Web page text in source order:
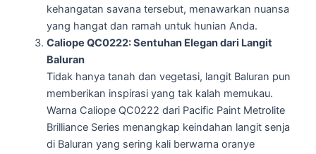
kehangatan savana tersebut, menawarkan nuansa
yang hangat dan ramah untuk hunian Anda.
Caliope QC0222: Sentuhan Elegan dari Langit
Baluran
Tidak hanya tanah dan vegetasi, langit Baluran pun
memberikan inspirasi yang tak kalah memukau.
Warna Caliope QC0222 dari Pacific Paint Metrolite
Brilliance Series menangkap keindahan langit senja
di Baluran yang sering kali berwarna oranye